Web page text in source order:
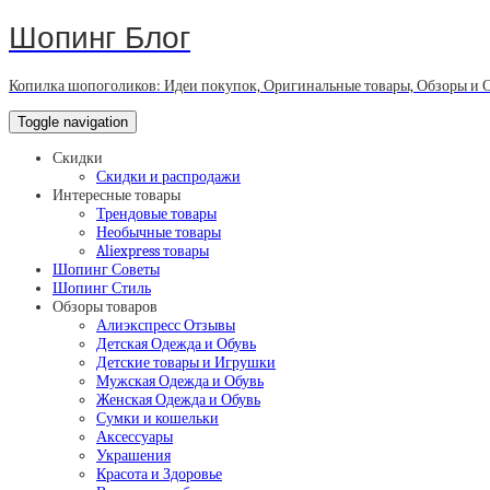
Шопинг Блог
Копилка шопоголиков: Идеи покупок, Оригинальные товары, Обзоры и
Toggle navigation
Скидки
Скидки и распродажи
Интересные товары
Трендовые товары
Необычные товары
Aliexpress товары
Шопинг Советы
Шопинг Стиль
Обзоры товаров
Алиэкспресс Отзывы
Детская Одежда и Обувь
Детские товары и Игрушки
Мужская Одежда и Обувь
Женская Одежда и Обувь
Сумки и кошельки
Аксессуары
Украшения
Красота и Здоровье